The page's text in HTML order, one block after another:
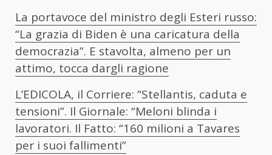
La portavoce del ministro degli Esteri russo:
“La grazia di Biden è una caricatura della
democrazia”. E stavolta, almeno per un
attimo, tocca dargli ragione
L’EDICOLA, il Corriere: “Stellantis, caduta e
tensioni”. Il Giornale: “Meloni blinda i
lavoratori. Il Fatto: “160 milioni a Tavares
per i suoi fallimenti”